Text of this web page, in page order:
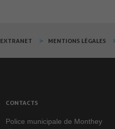
EXTRANET MENTIONS LÉGALES
CONTACTS
Police municipale de Monthey